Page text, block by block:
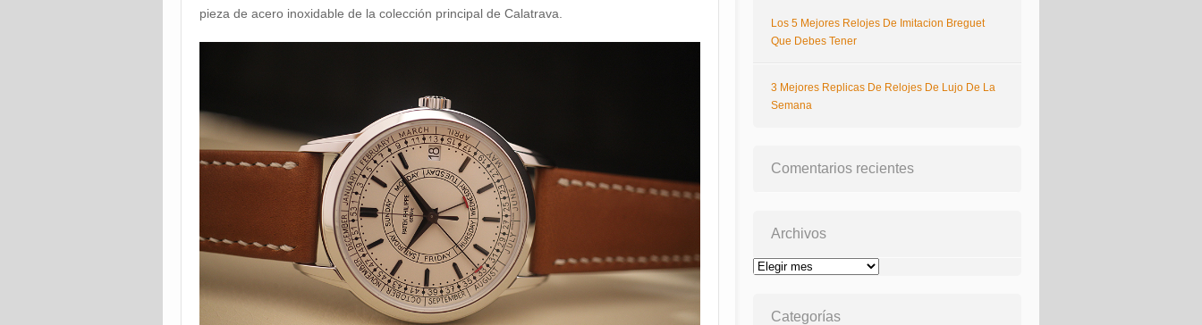
pieza de acero inoxidable de la colección principal de Calatrava.
Los 5 Mejores Relojes De Imitacion Breguet
Que Debes Tener
3 Mejores Replicas De Relojes De Lujo De La
Semana
Comentarios recientes
Archivos
Archivos
Categorías